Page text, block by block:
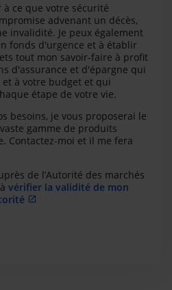
ce que votre sécurité
advenant un décès,
invalidité. Je peux également
fonds d'urgence et à établir
tout mon savoir-faire à profit
d'assurance et d'épargne qui
à votre budget et qui
étape de votre vie.
besoins, je vous proposerai le
gamme de produits
Contactez-moi et il me fera
de l’Autorité des marchés
vérifier la validité de mon